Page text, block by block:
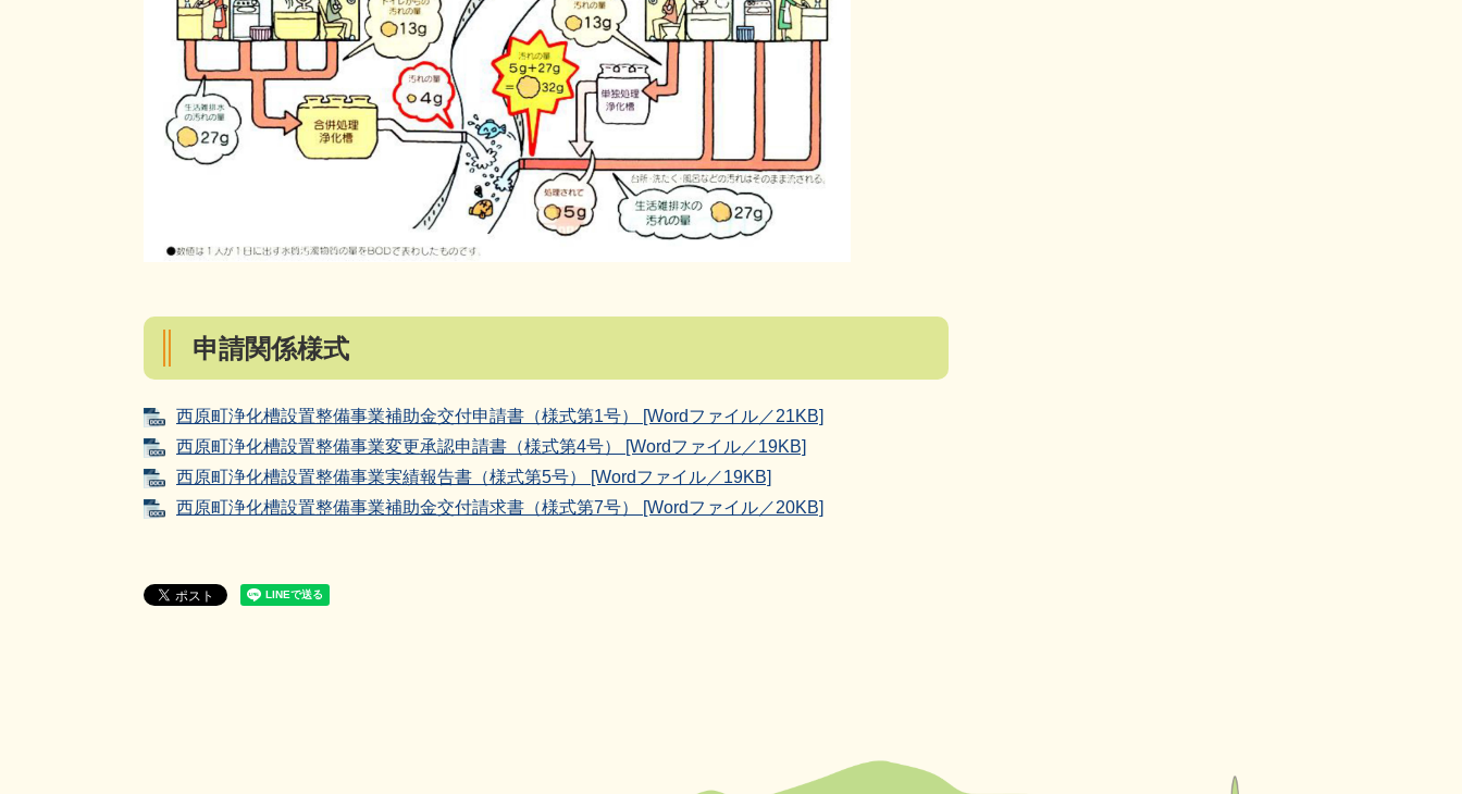
申請関係様式
西原町浄化槽設置整備事業補助金交付申請書（様式第1号） [Wordファイル／21KB]
西原町浄化槽設置整備事業変更承認申請書（様式第4号） [Wordファイル／19KB]
西原町浄化槽設置整備事業実績報告書（様式第5号） [Wordファイル／19KB]
西原町浄化槽設置整備事業補助金交付請求書（様式第7号） [Wordファイル／20KB]